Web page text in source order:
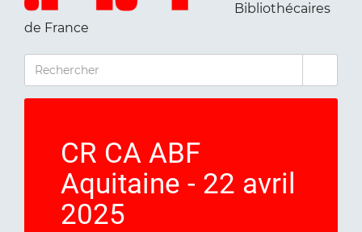
Bibliothécaires
de France
RECHERCHER
CR CA ABF
Aquitaine - 22 avril
2025